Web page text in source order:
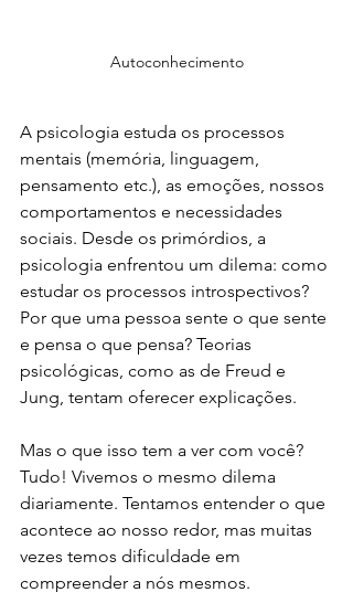
Autoconhecimento
A psicologia estuda os processos
mentais (memória, linguagem,
pensamento etc.), as emoções, nossos
comportamentos e necessidades
sociais. Desde os primórdios, a
psicologia enfrentou um dilema: como
estudar os processos introspectivos?
Por que uma pessoa sente o que sente
e pensa o que pensa? Teorias
psicológicas, como as de Freud e
Jung, tentam oferecer explicações.
Mas o que isso tem a ver com você?
Tudo! Vivemos o mesmo dilema
diariamente. Tentamos entender o que
acontece ao nosso redor, mas muitas
vezes temos dificuldade em
compreender a nós mesmos.